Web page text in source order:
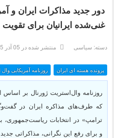
دور جدید مذاکرات ایران و
غنی‌شده ایرانیان برای تقویت
دسته: سیاسی منتشر شده در 05 آذر 1395
پرونده هسته ای ایران روزنامه آمریکایی
روزنامه وال‌استریت ژورنال بر اساس
که طرف‌های مذاکره ایران در
ترامپ» در انتخابات ریاست‌جمهوری،
و برای رفع این نگرانی، مذاکراتی